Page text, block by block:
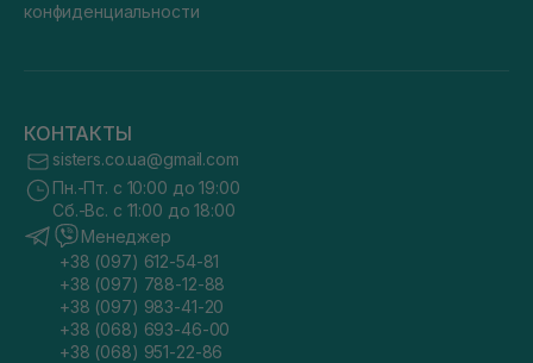
конфиденциальности
КОНТАКТЫ
sisters.co.ua@gmail.com
Пн.-Пт. с 10:00 до 19:00
Сб.-Вс. с 11:00 до 18:00
Менеджер
+38 (097) 612-54-81
+38 (097) 788-12-88
+38 (097) 983-41-20
+38 (068) 693-46-00
+38 (068) 951-22-86